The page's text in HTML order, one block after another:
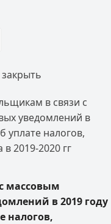
закрыть
в связи с
уведомлений в
уплате налогов,
2019-2020 гг
массовым
в 2019 году
налогов,